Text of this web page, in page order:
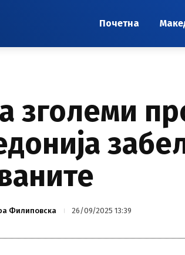
Почетна
зголеми
Филиповска 26/09/2025 13:39